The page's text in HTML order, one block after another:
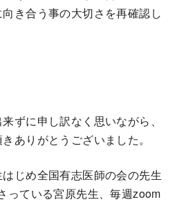
き合う事の大切さを再確認し
ずに申し訳なく思いながら、
ありがとうございました。
じめ全国有志医師の会の先生
っている宮原先生、毎週zoom